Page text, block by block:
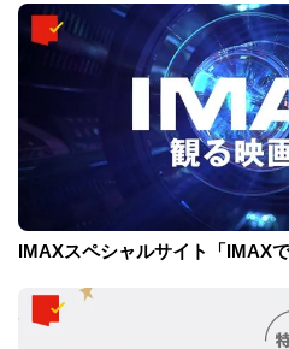
IMAXスペシャルサイト「IMAX